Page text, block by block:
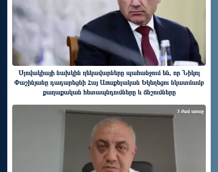
Սլովակիայի նախկին ղեկավարները պահանջում են, որ Նիկոլ
Փաշինյանը դադարեցնի Հայ Առաքելական Եկեղեցու նկատմամբ
քաղաքական հետապնդումները և ճնշումները
3 ժամ առաջ